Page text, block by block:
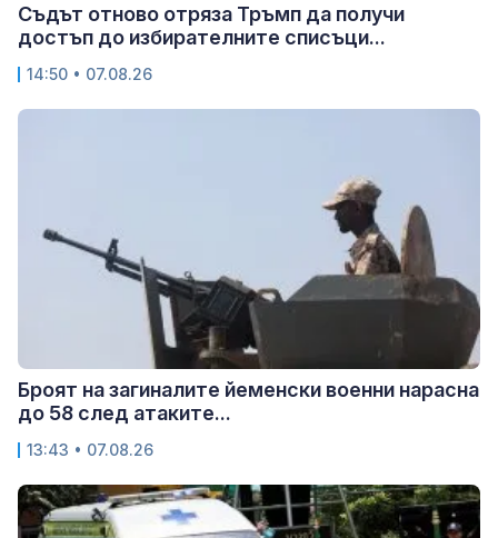
Съдът отново отряза Тръмп да получи
достъп до избирателните списъци...
14:50 • 07.08.26
Броят на загиналите йеменски военни нарасна
до 58 след атаките...
13:43 • 07.08.26